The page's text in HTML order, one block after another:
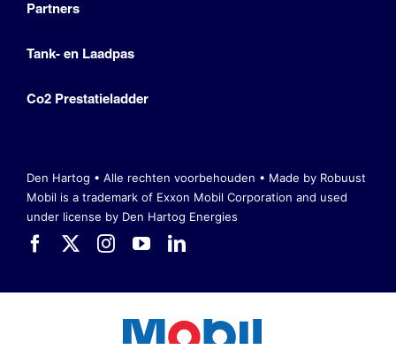
Partners
Tank- en Laadpas
Co2 Prestatieladder
Den Hartog • Alle rechten voorbehouden • Made by Robuust
Mobil is a trademark of Exxon Mobil Corporation and used
under license by Den Hartog Energies